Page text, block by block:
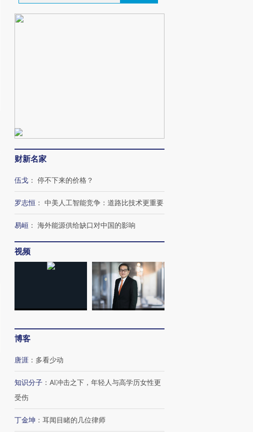
财新名家
伍戈 ： 停不下来的价格？
罗志恒 ： 中美人工智能竞争：道路比技术更重要
易峘 ： 海外能源供给缺口对中国的影响
视频
博客
唐涯 ： 多看少动
知识分子 ： AI冲击之下，年轻人与高学历女性更
受伤
丁金坤 ： 耳闻目睹的几位律师